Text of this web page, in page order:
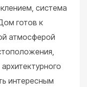
система
готов к
атмосферой
интересным